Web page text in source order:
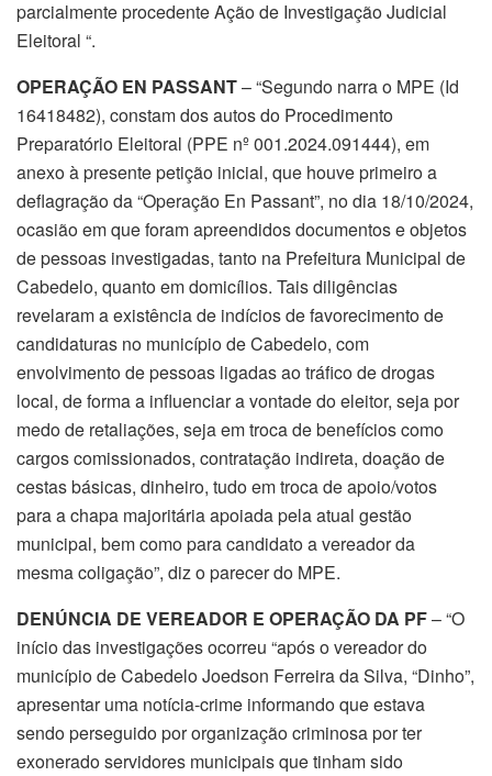
parcialmente procedente Ação de Investigação Judicial
Eleitoral “.
OPERAÇÃO EN PASSANT– “Segundo narra o MPE (Id
16418482), constam dos autos do Procedimento
Preparatório Eleitoral (PPE nº 001.2024.091444), em
anexo à presente petição inicial, que houve primeiro a
deflagração da “Operação En Passant”, no dia 18/10/2024,
ocasião em que foram apreendidos documentos e objetos
de pessoas investigadas, tanto na Prefeitura Municipal de
Cabedelo, quanto em domicílios. Tais diligências
revelaram a existência de indícios de favorecimento de
candidaturas no município de Cabedelo, com
envolvimento de pessoas ligadas ao tráfico de drogas
local, de forma a influenciar a vontade do eleitor, seja por
medo de retaliações, seja em troca de benefícios como
cargos comissionados, contratação indireta, doação de
cestas básicas, dinheiro, tudo em troca de apoio/votos
para a chapa majoritária apoiada pela atual gestão
municipal, bem como para candidato a vereador da
mesma coligação”, diz o parecer do MPE.
DENÚNCIA DE VEREADOR E OPERAÇÃO DA PF– “O
início das investigações ocorreu “após o vereador do
município de Cabedelo Joedson Ferreira da Silva, “Dinho”,
apresentar uma notícia-crime informando que estava
sendo perseguido por organização criminosa por ter
exonerado servidores municipais que tinham sido